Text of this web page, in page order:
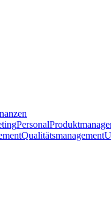
Personal
Qualitätsmanagement